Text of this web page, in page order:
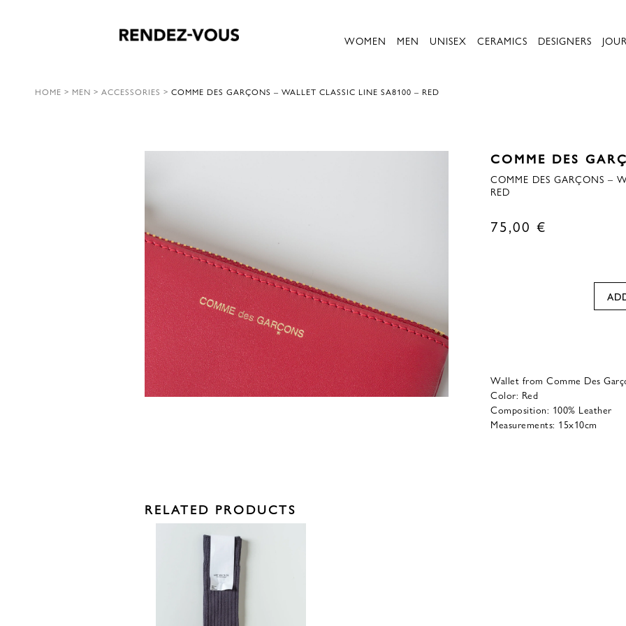
WOMEN MEN UNISEX CERAMICS DESIGNERS
HOME > MEN > ACCESSORIES > COMME DES GARÇONS – WALLET CLASSIC LINE SA8100 – RED
COMME DES
COMME DES GARÇONS –
RED
75,00 €
Wallet from Comme Des
Color: Red
Composition: 100% Leather
Measurements: 15x10cm
RELATED PRODUCTS